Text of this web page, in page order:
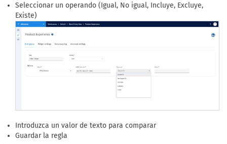
Seleccionar un operando (Igual, No igual, Incluye, Excluye,
Existe)
Introduzca un valor de texto para comparar
Guardar la regla